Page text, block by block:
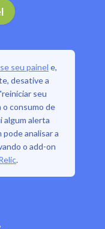
.
seu painel e,
desative a
seu
o consumo de
algum alerta
pode analisar a
o add-on
.